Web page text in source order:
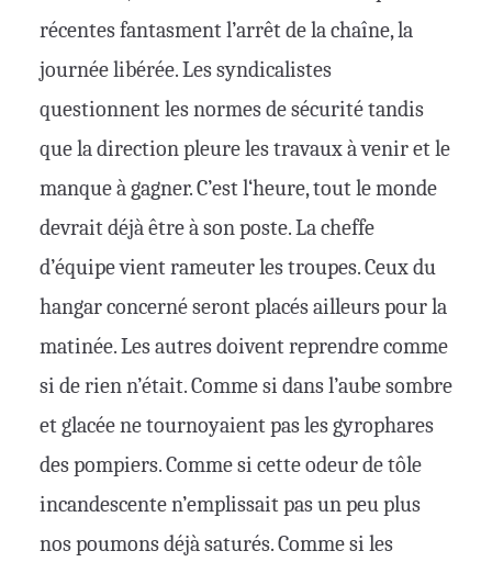
récentes fantasment l’arrêt de la chaîne, la
journée libérée. Les syndicalistes
questionnent les normes de sécurité tandis
que la direction pleure les travaux à venir et le
manque à gagner. C’est l‘heure, tout le monde
devrait déjà être à son poste. La cheffe
d’équipe vient rameuter les troupes. Ceux du
hangar concerné seront placés ailleurs pour la
matinée. Les autres doivent reprendre comme
si de rien n’était. Comme si dans l’aube sombre
et glacée ne tournoyaient pas les gyrophares
des pompiers. Comme si cette odeur de tôle
incandescente n’emplissait pas un peu plus
nos poumons déjà saturés. Comme si les